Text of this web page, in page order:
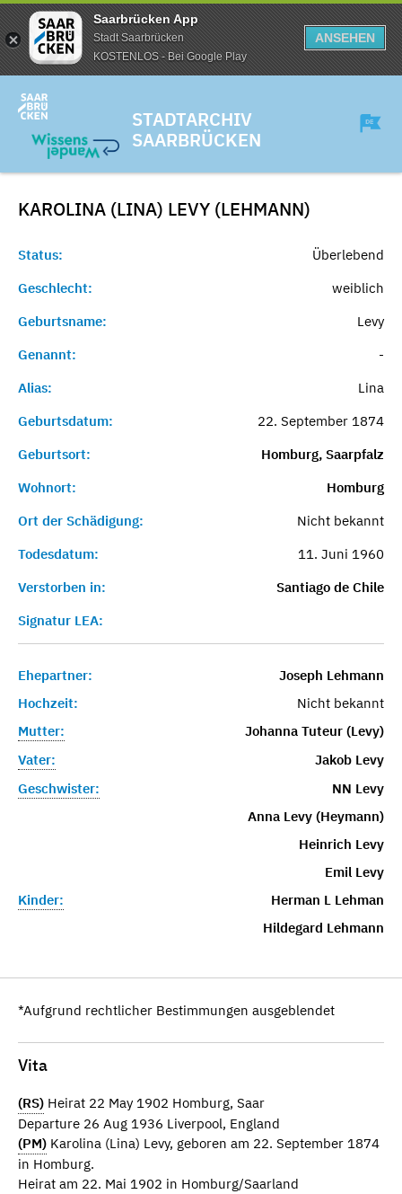
Saarbrücken App
Stadt Saarbrücken
KOSTENLOS - Bei Google Play
ANSEHEN
STADTARCHIV
SAARBRÜCKEN
KAROLINA (LINA) LEVY (LEHMANN)
Status:
Überlebend
Geschlecht:
weiblich
Geburtsname:
Levy
Genannt:
-
Alias:
Lina
Geburtsdatum:
22. September 1874
Geburtsort:
Homburg, Saarpfalz
Wohnort:
Homburg
Ort der Schädigung:
Nicht bekannt
Todesdatum:
11. Juni 1960
Verstorben in:
Santiago de Chile
Signatur LEA:
Ehepartner:
Joseph Lehmann
Hochzeit:
Nicht bekannt
Mutter:
Johanna Tuteur (Levy)
Vater:
Jakob Levy
Geschwister:
NN Levy
Anna Levy (Heymann)
Heinrich Levy
Emil Levy
Kinder:
Herman L Lehman
Hildegard Lehmann
*Aufgrund rechtlicher Bestimmungen ausgeblendet
Vita
(RS) Heirat 22 May 1902 Homburg, Saar
Departure 26 Aug 1936 Liverpool, England
(PM) Karolina (Lina) Levy, geboren am 22. September 1874
in Homburg.
Heirat am 22. Mai 1902 in Homburg/Saarland